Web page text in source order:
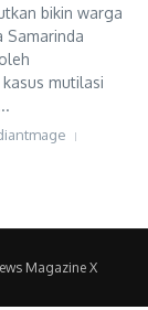
bikin warga
Samarinda
mutilasi
Magazine X